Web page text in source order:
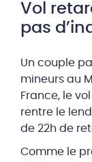
Vol
pas
Un couple
mineurs au
France, le
rentre le
de 22h de
Comme le